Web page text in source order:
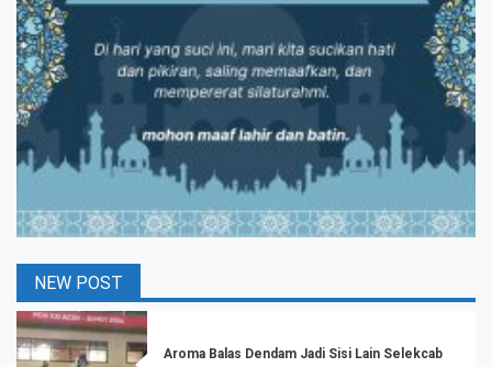
NEW POST
Aroma Balas Dendam Jadi Sisi Lain Selekcab